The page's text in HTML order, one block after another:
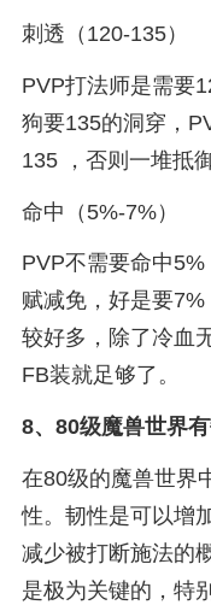
刺透（120-135）
PVP打法师是需要
狗要135的洞穿，
135 ，否则一堆抵
命中（5%-7%）
PVP不需要命中
赋减免，好是要
较好多，除了冷血
FB装就足够了。
8、 80级魔兽世界
在80级的魔兽世界
性。韧性是可以增
减少被打断施法的
是极为关键的，特